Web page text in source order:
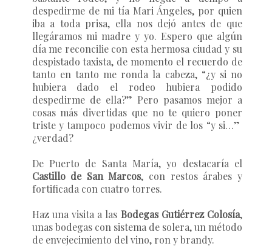
despedirme de mi tía Mari Ángeles, por quien
iba a toda prisa, ella nos dejó antes de que
llegáramos mi madre y yo. Espero que algún
día me reconcilie con esta hermosa ciudad y su
despistado taxista, de momento el recuerdo de
tanto en tanto me ronda la cabeza, “¿y si no
hubiera dado el rodeo hubiera podido
despedirme de ella?” Pero pasamos mejor a
cosas más divertidas que no te quiero poner
triste y tampoco podemos vivir de los “y si…”
¿verdad?
De Puerto de Santa María, yo destacaría el
Castillo de San Marcos, con restos árabes y
fortificada con cuatro torres.
Haz una visita a las Bodegas Gutiérrez Colosía,
unas bodegas con sistema de solera, un método
de envejecimiento del vino, ron y brandy.